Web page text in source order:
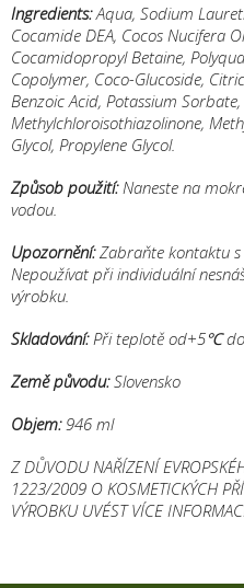
Ingredients:Aqua, Sodium
Cocamide DEA, Cocos Nucifera
Cocamidopropyl Betaine,
Copolymer, Coco-Glucoside,
Benzoic Acid, Potassium Sorbate,
Methylchloroisothiazolinone,
Glycol, Propylene Glycol.
Způsob použití: Naneste na
vodou.
Upozornění:Zabraňte kontaktu s
Nepoužívat při individuální
výrobku.
Skladování: Při teplotě od+5℃
Země původu:Slovensko
Objem: 946 ml
Z DŮVODU NAŘÍZENÍ
1223/2009 O KOSMETICKÝCH
VÝROBKU UVÉST VÍCE